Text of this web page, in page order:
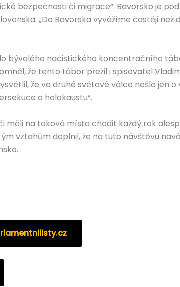
bezpečnosti či migrace“. Bavorsko je
„Do Bavorska vyvážíme častěji než
bývalého nacistického koncentračního
že tento tábor přežil i spisovatel
že ve druhé světové válce nešlo jen
a holokaustu“.
měli na taková místa chodit každý rok
vztahům doplnil, že na tuto návštěvu